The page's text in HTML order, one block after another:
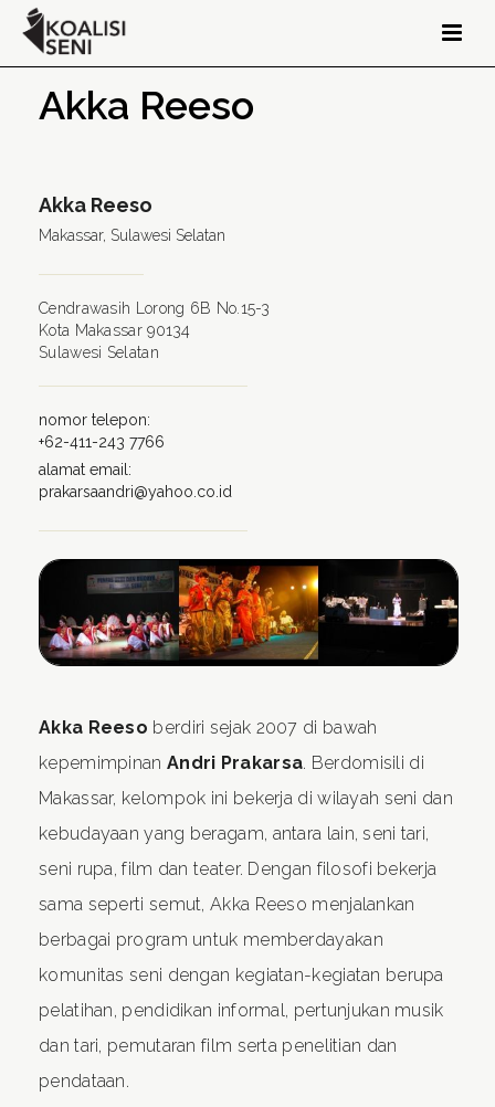
Akka Reeso
Akka Reeso
Makassar, Sulawesi Selatan
Cendrawasih Lorong 6B No.15-3
Kota Makassar 90134
Sulawesi Selatan
nomor telepon:
+62-411-243 7766
alamat email:
prakarsaandri@yahoo.co.id
Akka Reeso berdiri sejak 2007 di bawah
kepemimpinan Andri Prakarsa. Berdomisili di
Makassar, kelompok ini bekerja di wilayah seni dan
kebudayaan yang beragam, antara lain, seni tari,
seni rupa, film dan teater. Dengan filosofi bekerja
sama seperti semut, Akka Reeso menjalankan
berbagai program untuk memberdayakan
komunitas seni dengan kegiatan-kegiatan berupa
pelatihan, pendidikan informal, pertunjukan musik
dan tari, pemutaran film serta penelitian dan
pendataan.